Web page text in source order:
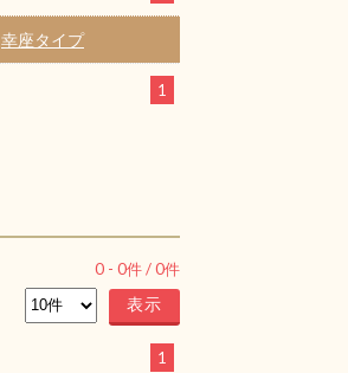
幸座タイプ
1
0 - 0件 /0件
1